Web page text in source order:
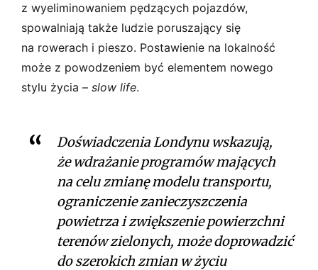
z wyeliminowaniem pędzących pojazdów,
spowalniają także ludzie poruszający się
na rowerach i pieszo. Postawienie na lokalność
może z powodzeniem być elementem nowego
stylu życia – slow life.
Doświadczenia Londynu wskazują,
że wdrażanie programów mających
na celu zmianę modelu transportu,
ograniczenie zanieczyszczenia
powietrza i zwiększenie powierzchni
terenów zielonych, może doprowadzić
do szerokich zmian w życiu